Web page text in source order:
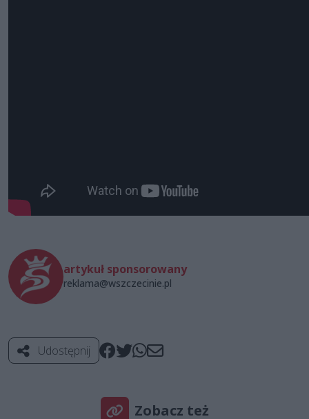
artykuł sponsorowany
reklama@wszczecinie.pl
Udostępnij
Zobacz też